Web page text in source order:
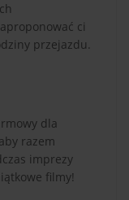
ci
przejazdu.
dla
razem
imprezy
filmy!